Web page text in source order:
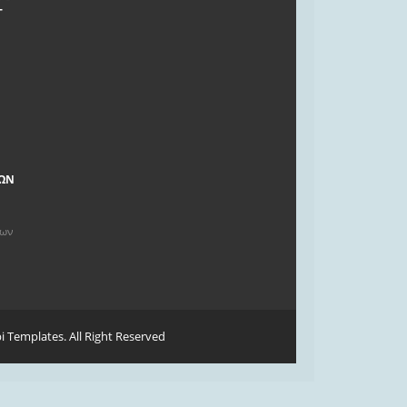
Templates. All Right Reserved